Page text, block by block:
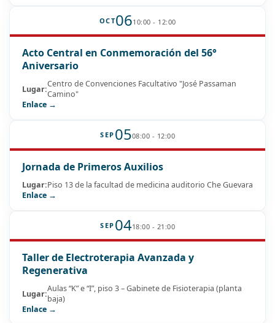
OCT0610:00 - 12:00
Acto Central en Conmemoración del 56°
Aniversario
Lugar:Centro de Convenciones Facultativo "José Passaman
Camino"
Enlace →
SEP 0508:00 - 12:00
Jornada de Primeros Auxilios
Lugar:Piso 13 de la facultad de medicina auditorio Che Guevara
Enlace →
SEP 0418:00 - 21:00
Taller de Electroterapia Avanzada y
Regenerativa
Lugar:Aulas “K” e “I”, piso 3 – Gabinete de Fisioterapia (planta
baja)
Enlace →